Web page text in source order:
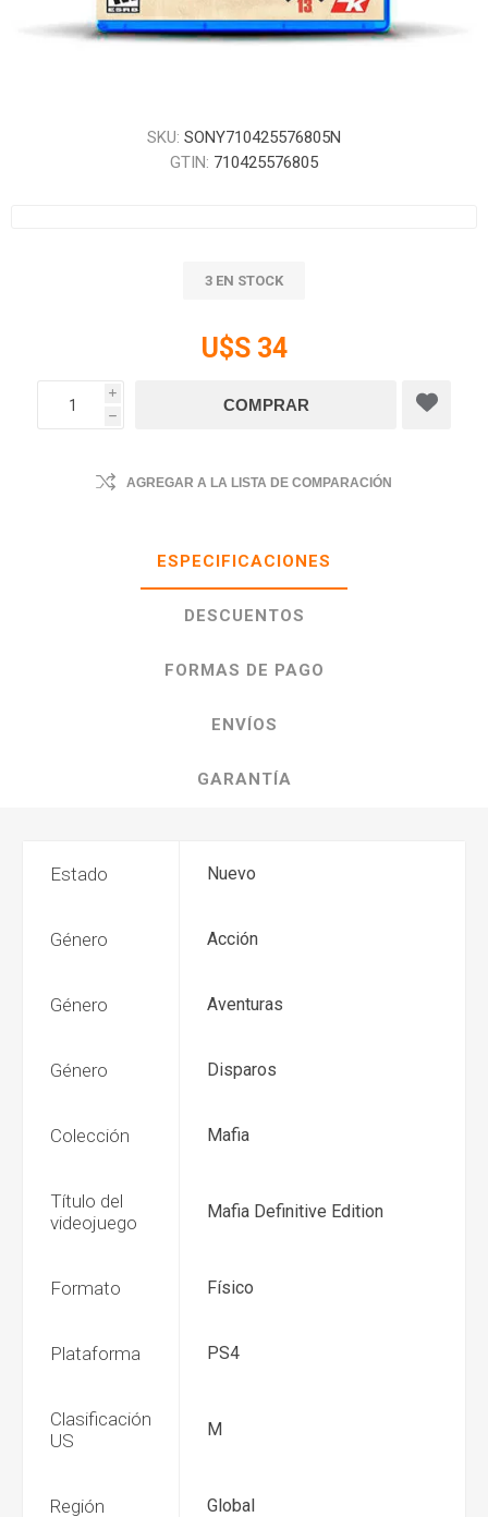
SKU: SONY710425576805N
GTIN: 710425576805
3 EN STOCK
U$S 34
i
h
AGREGAR A LA LISTA DE COMPARACIÓN
ESPECIFICACIONES
DESCUENTOS
FORMAS DE PAGO
ENVÍOS
GARANTÍA
Estado Nuevo
Género Acción
Género Aventuras
Género Disparos
Colección Mafia
Título del
videojuego
Mafia Definitive Edition
Formato Físico
Plataforma PS4
Clasificación
US
M
Región Global